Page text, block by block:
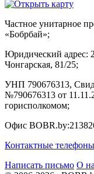
Частное унитарное
«Бобрбай»;
Юридический адрес:
Чонгарская, 81/25;
УНП 790676313,
№790676313 от
горисполкомом;
Офис BOBR.by:
Контактные телефоны
Написать письмо О